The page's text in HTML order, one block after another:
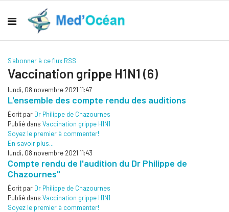
S'abonner à ce flux RSS
Vaccination grippe H1N1 (6)
lundi, 08 novembre 2021 11:47
L'ensemble des compte rendu des auditions
Écrit par Dr Philippe de Chazournes
Publié dans Vaccination grippe H1N1
Soyez le premier à commenter!
En savoir plus...
lundi, 08 novembre 2021 11:43
Compte rendu de l'audition du Dr Philippe de
Chazournes"
Écrit par Dr Philippe de Chazournes
Publié dans Vaccination grippe H1N1
Soyez le premier à commenter!